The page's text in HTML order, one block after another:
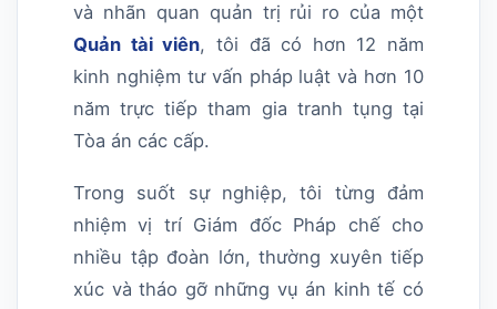
và nhãn quan quản trị rủi ro của một
Quản tài viên, tôi đã có hơn 12 năm
kinh nghiệm tư vấn pháp luật và hơn 10
năm trực tiếp tham gia tranh tụng tại
Tòa án các cấp.
Trong suốt sự nghiệp, tôi từng đảm
nhiệm vị trí Giám đốc Pháp chế cho
nhiều tập đoàn lớn, thường xuyên tiếp
xúc và tháo gỡ những vụ án kinh tế có